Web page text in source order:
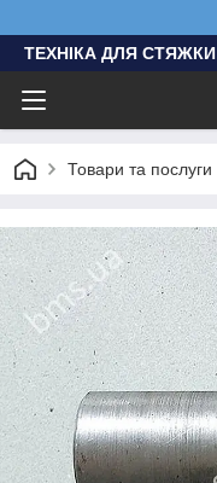
ТЕХНІКА ДЛЯ СТЯЖКИ
Товари та послуги